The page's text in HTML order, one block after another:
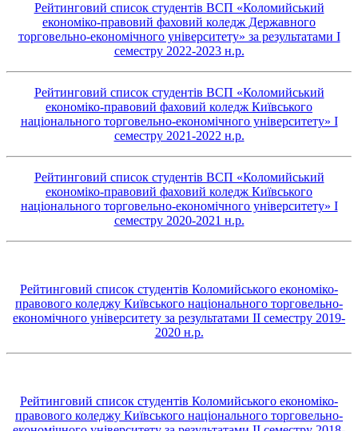
Рейтинговий список студентів ВСП «Коломийський
економіко-правовий фаховий коледж Державного
торговельно-економічного університету» за результатами І
семестру 2022-2023 н.р.
Рейтинговий список студентів ВСП «Коломийський
економіко-правовий фаховий коледж Київського
національного торговельно-економічного університету» І
семестру 2021-2022 н.р.
Рейтинговий список студентів ВСП «Коломийський
економіко-правовий фаховий коледж Київського
національного торговельно-економічного університету» І
семестру 2020-2021 н.р.
Рейтинговий список студентів Коломийського економіко-
правового коледжу Київського національного торговельно-
економічного університету за результатами ІІ семестру 2019-
2020 н.р.
Рейтинговий список студентів Коломийського економіко-
правового коледжу Київського національного торговельно-